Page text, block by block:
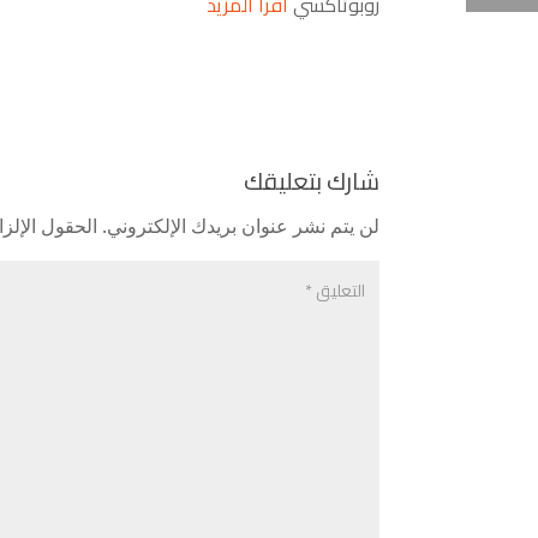
شارك بتعليقك
لن يتم نشر عنوان بريدك الإلكتروني. الحقول